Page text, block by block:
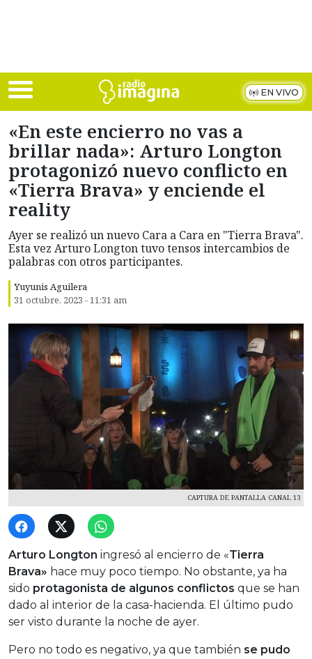
EN VIVO
«En este encierro no vas a
brillar nada»: Arturo Longton
protagonizó nuevo conflicto en
«Tierra Brava» y enciende el
reality
Ayer se realizó un nuevo Cara a Cara en "Tierra Brava".
Esta vez Arturo Longton tuvo tensos intercambios de
palabras con otros participantes.
Yuyunis Aguilera
31 octubre, 2023 - 11:31 am
CAPTURA DE PANTALLA CANAL 13
Arturo Longton ingresó al encierro de «Tierra
Brava» hace muy poco tiempo. No obstante, ya ha
sido protagonista de algunos conflictos que se han
dado al interior de la casa-hacienda. El último pudo
ser visto durante la noche de ayer.
Pero no todo es negativo, ya que también se pudo